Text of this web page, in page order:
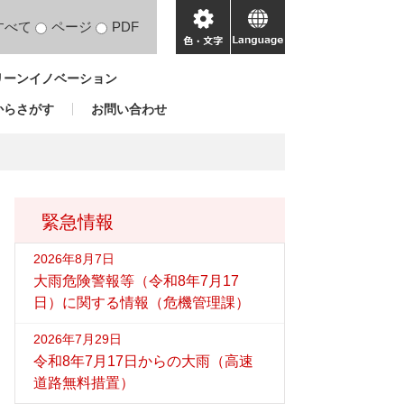
べて ページ PDF
色・
文
language
ンイノベーション
らさがす お問い合わせ
緊急情報
2026年8月7日
大雨危険警報等（令和8年7月17
日）に関する情報（危機管理課）
2026年7月29日
令和8年7月17日からの大雨（高速
道路無料措置）